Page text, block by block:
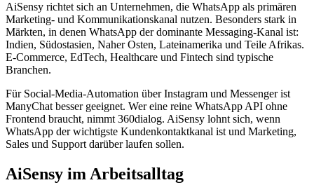
AiSensy richtet sich an Unternehmen, die WhatsApp als primären
Marketing- und Kommunikationskanal nutzen. Besonders stark in
Märkten, in denen WhatsApp der dominante Messaging-Kanal ist:
Indien, Südostasien, Naher Osten, Lateinamerika und Teile Afrikas.
E-Commerce, EdTech, Healthcare und Fintech sind typische
Branchen.
Für Social-Media-Automation über Instagram und Messenger ist
ManyChat besser geeignet. Wer eine reine WhatsApp API ohne
Frontend braucht, nimmt 360dialog. AiSensy lohnt sich, wenn
WhatsApp der wichtigste Kundenkontaktkanal ist und Marketing,
Sales und Support darüber laufen sollen.
AiSensy im Arbeitsalltag